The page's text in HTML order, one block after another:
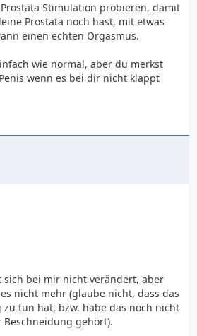
Stimulation probieren, damit
Prostata noch hast, mit etwas
einen echten Orgasmus.
wie normal, aber du merkst
wenn es bei dir nicht klappt
sich bei mir nicht verändert, aber
nicht mehr (glaube nicht, dass das
tun hat, bzw. habe das noch nicht
gehört).